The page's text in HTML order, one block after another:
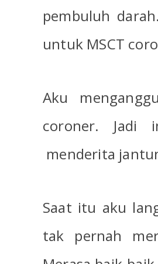
pembuluh
untuk MSCT
Aku
coroner. Jadi
menderita
Saat itu aku
tak pernah